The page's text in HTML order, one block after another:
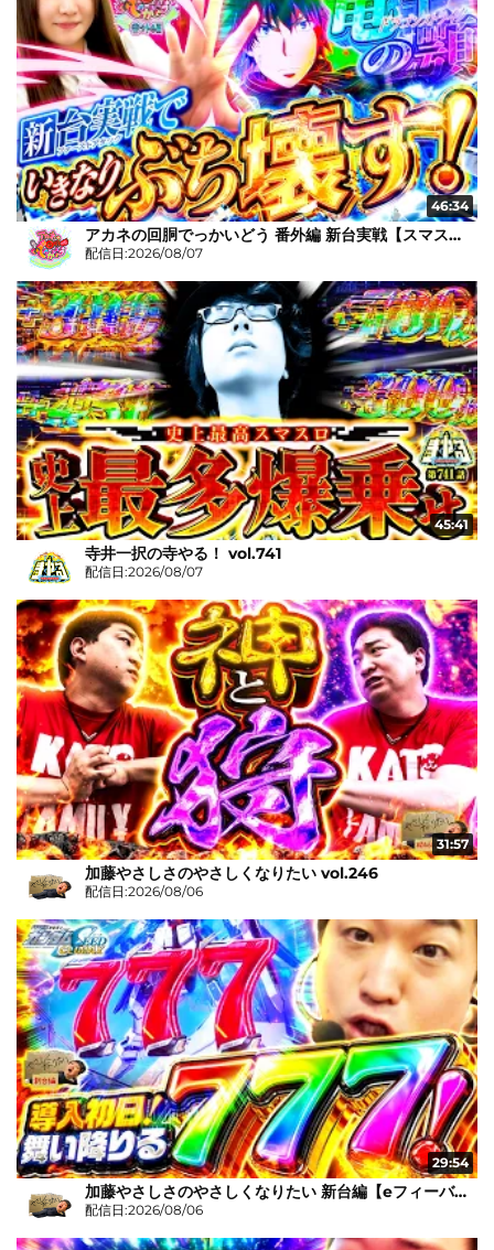
46:34
アカネの回胴でっかいどう 番外編 新台実戦【スマスロ とある魔術の禁書目録2】
配信日:2026/08/07
45:41
寺井一択の寺やる！ vol.741
配信日:2026/08/07
31:57
加藤やさしさのやさしくなりたい vol.246
配信日:2026/08/06
29:54
加藤やさしさのやさしくなりたい 新台編【eフィーバー機動戦士ガンダムSEED クライマックス】
配信日:2026/08/06